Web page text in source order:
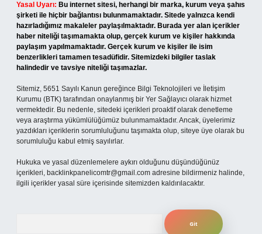
Yasal Uyarı: Bu internet sitesi, herhangi bir marka, kurum veya şahıs
şirketi ile hiçbir bağlantısı bulunmamaktadır. Sitede yalnızca kendi
hazırladığımız makaleler paylaşılmaktadır. Burada yer alan içerikler
haber niteliği taşımamakta olup, gerçek kurum ve kişiler hakkında
paylaşım yapılmamaktadır. Gerçek kurum ve kişiler ile isim
benzerlikleri tamamen tesadüfidir. Sitemizdeki bilgiler taslak
halindedir ve tavsiye niteliği taşımazlar.
Sitemiz, 5651 Sayılı Kanun gereğince Bilgi Teknolojileri ve İletişim
Kurumu (BTK) tarafından onaylanmış bir Yer Sağlayıcı olarak hizmet
vermektedir. Bu nedenle, sitedeki içerikleri proaktif olarak denetleme
veya araştırma yükümlülüğümüz bulunmamaktadır. Ancak, üyelerimiz
yazdıkları içeriklerin sorumluluğunu taşımakta olup, siteye üye olarak bu
sorumluluğu kabul etmiş sayılırlar.
Hukuka ve yasal düzenlemelere aykırı olduğunu düşündüğünüz
içerikleri, backlinkpanelicomtr@gmail.com adresine bildirmeniz halinde,
ilgili içerikler yasal süre içerisinde sitemizden kaldırılacaktır.